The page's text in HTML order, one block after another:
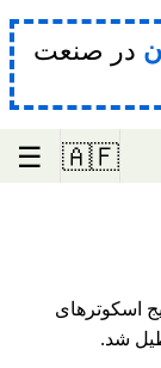
در صنعت
🇦🇫
☰
اسکوترهای